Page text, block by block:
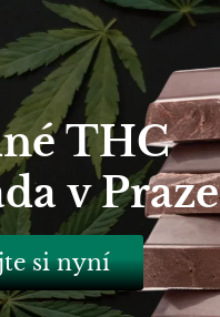
THC
v Praze
si nyní